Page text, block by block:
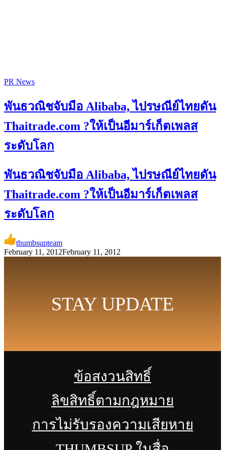
PR News
พันธวณิชจับมือ Alibaba, ไปรษณีย์ไทยดัน
Thaitrade.com ?ให้เป็นอีมาร์เก็ตเพลส
ระดับโลก
พันธวณิชจับมือ Alibaba, ไปรษณีย์ไทยดัน
Thaitrade.com ?ให้เป็นอีมาร์เก็ตเพลส
ระดับโลก
thumbsupteam
February 11, 2012February 11, 2012
STAY UPDATE
ข้อสงวนสิทธิ์
ลิขสิทธิ์ตามกฎหมาย
การไม่รับรองความเสียหาย